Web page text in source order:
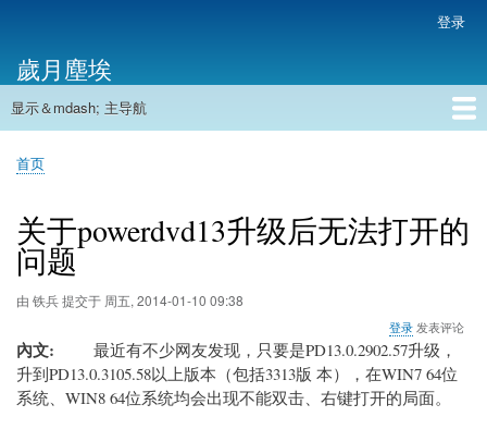
主
内
帐
户
菜
单
登录
歲月塵埃
主
航
显示＆mdash; 主导航
首页
面
屑
首页
关于powerdvd13升级后无法打开的
问题
由 铁兵提交于 周五, 2014-01-10 09:38
登录 发表评论
內文
最近有不少网友发现，只要是PD13.0.2902.57升级，
升到PD13.0.3105.58以上版本（包括3313版 本），在WIN7 64位
系统、WIN8 64位系统均会出现不能双击、右键打开的局面。